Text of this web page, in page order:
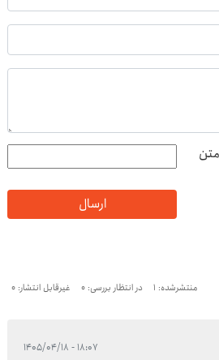
ارسال
منتشرشده: 1 در انتظار بررسی: 0 غیرقابل انتشار: 0
۱۸:۰۷ - ۱۴۰۵/۰۴/۱۸